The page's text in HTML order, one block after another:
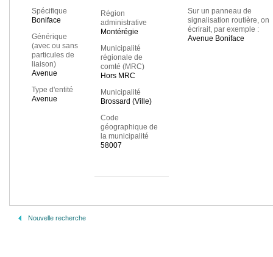
Spécifique
Boniface
Générique
(avec ou sans
particules de
liaison)
Avenue
Type d'entité
Avenue
Région
administrative
Montérégie
Municipalité
régionale de
comté (MRC)
Hors MRC
Municipalité
Brossard (Ville)
Code
géographique de
la municipalité
58007
Sur un panneau de
signalisation routière, on
écrirait, par exemple :
Avenue Boniface
Nouvelle recherche